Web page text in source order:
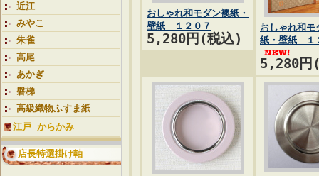
近江
みやこ
朱雀
高尾
あかぎ
磐梯
高級織物ふすま紙
江戸 からかみ
店長特選掛け軸
おしゃれ和モダン襖紙・
壁紙 １２０７
5,280円(税込)
おしゃれ和モ
紙・壁紙 １
5,280円